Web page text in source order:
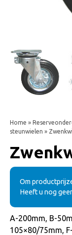
Home »
steunwielen »
Om
Heeft u nog
A-200mm, B-
105×80/75mm,